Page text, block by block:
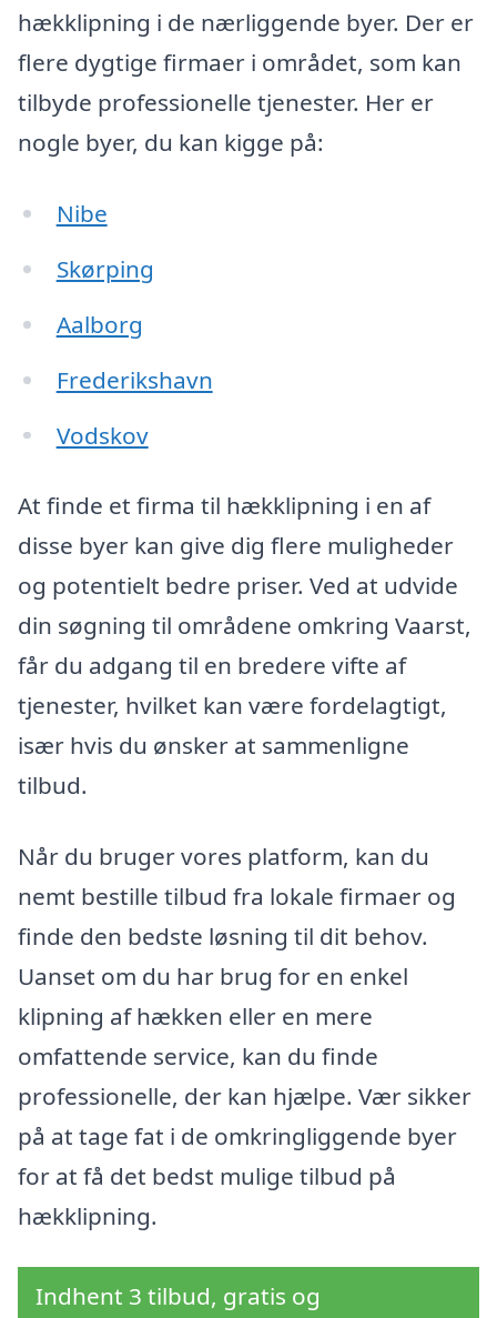
hækklipning i de nærliggende byer. Der er
flere dygtige firmaer i området, som kan
tilbyde professionelle tjenester. Her er
nogle byer, du kan kigge på:
Nibe
Skørping
Aalborg
Frederikshavn
Vodskov
At finde et firma til hækklipning i en af
disse byer kan give dig flere muligheder
og potentielt bedre priser. Ved at udvide
din søgning til områdene omkring Vaarst,
får du adgang til en bredere vifte af
tjenester, hvilket kan være fordelagtigt,
især hvis du ønsker at sammenligne
tilbud.
Når du bruger vores platform, kan du
nemt bestille tilbud fra lokale firmaer og
finde den bedste løsning til dit behov.
Uanset om du har brug for en enkel
klipning af hækken eller en mere
omfattende service, kan du finde
professionelle, der kan hjælpe. Vær sikker
på at tage fat i de omkringliggende byer
for at få det bedst mulige tilbud på
hækklipning.
Indhent 3 tilbud, gratis og